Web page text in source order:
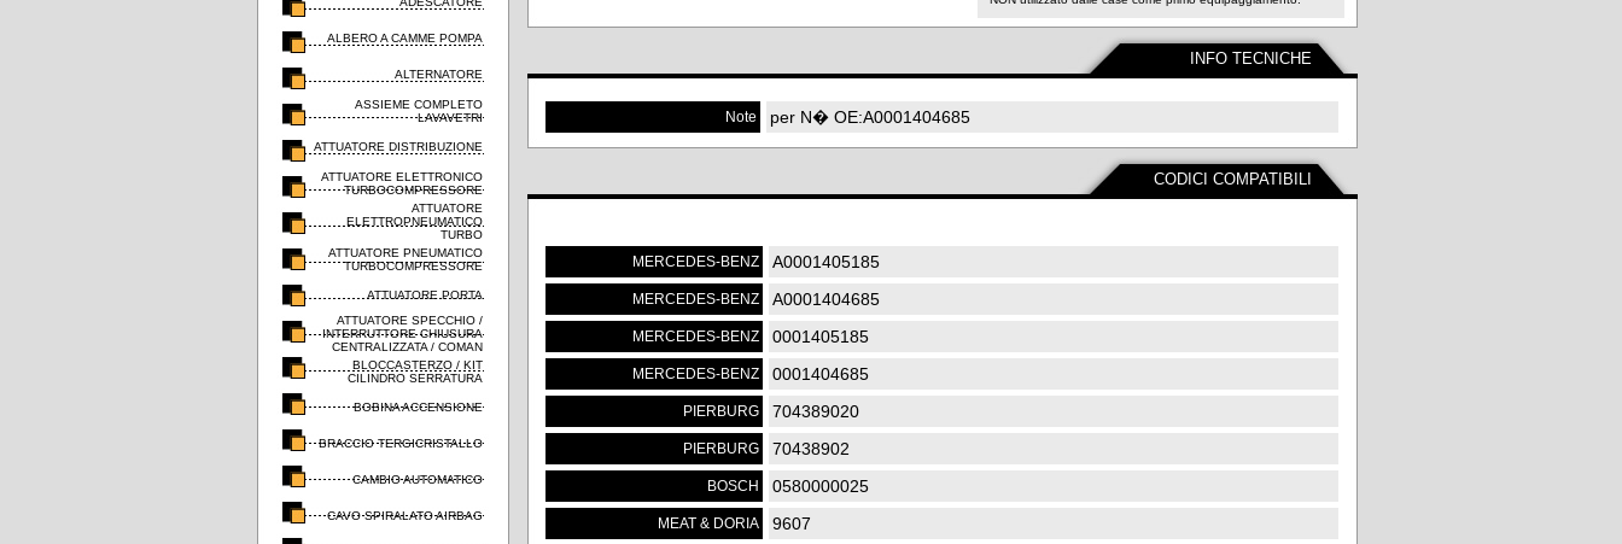
ALBERO A CAMME POMPA
ALTERNATORE
ASSIEME COMPLETO
LAVAVETRI
ATTUATORE DISTRIBUZIONE
ATTUATORE ELETTRONICO
TURBOCOMPRESSORE
ATTUATORE
ELETTROPNEUMATICO
TURBO
ATTUATORE PNEUMATICO
TURBOCOMPRESSORE
ATTUATORE PORTA
ATTUATORE SPECCHIO /
INTERRUTTORE CHIUSURA
CENTRALIZZATA / COMAN
BLOCCASTERZO / KIT
CILINDRO SERRATURA
BOBINA ACCENSIONE
BRACCIO TERGICRISTALLO
CAMBIO AUTOMATICO
CAVO SPIRALATO AIRBAG
INFO TECNICHE
Note per N� OE:A0001404685
CODICI COMPATIBILI
MERCEDES-BENZ A0001405185
MERCEDES-BENZ A0001404685
MERCEDES-BENZ 0001405185
MERCEDES-BENZ 0001404685
PIERBURG 704389020
PIERBURG 70438902
BOSCH 0580000025
MEAT & DORIA 9607